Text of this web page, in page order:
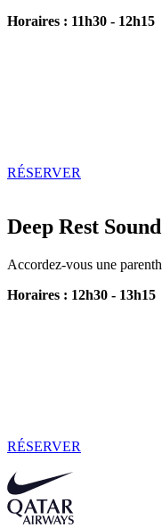
Horaires : 11h30 - 12h15
RÉSERVER
Deep Rest
Accordez-vous une
Horaires : 12h30 - 13h15
RÉSERVER